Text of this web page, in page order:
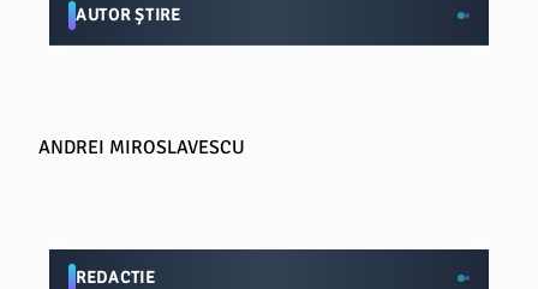
AUTOR ȘTIRE
ANDREI MIROSLAVESCU
REDACTIE